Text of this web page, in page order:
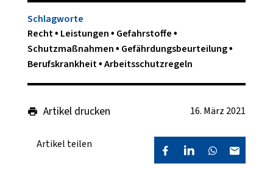
Schlagworte
Recht Leistungen
Gefahrstoffe
Schutzmaßnahmen
Gefährdungsbeurteilung
Berufskrankheit Arbeitsschutzregeln
Artikel drucken 16. März 2021
Artikel teilen